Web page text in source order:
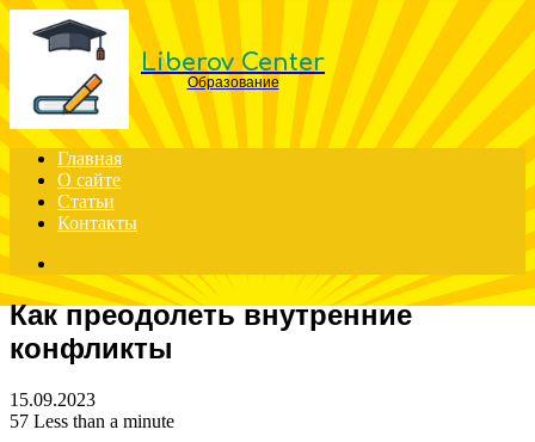
Menu
Liberov Center
Образование
Главная
О сайте
Статьи
Контакты
for
Как преодолеть внутренние
конфликты
15.09.2023
57 Less than a minute